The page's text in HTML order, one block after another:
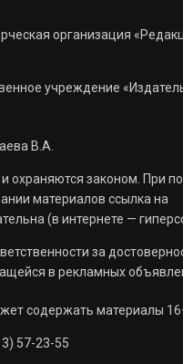
организация
учреждение
В.А.
охраняются законом. При
материалов ссылка на
(в интернете —
за
в рекламных
содержать материалы
57-23-55